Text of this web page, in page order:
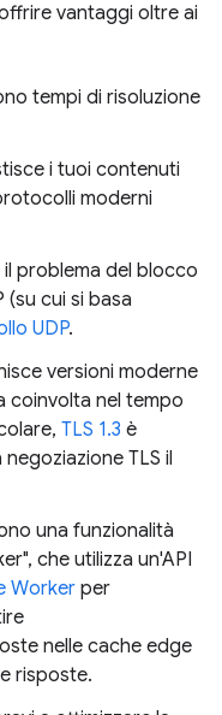
vantaggi oltre ai
tempi di risoluzione
i tuoi contenuti
moderni
il problema del blocco
cui si basa
UDP.
versioni moderne
coinvolta nel tempo
TLS 1.3 è
TLS il
una funzionalità
che utilizza un'API
Workerper
nelle cache edge
risposte.